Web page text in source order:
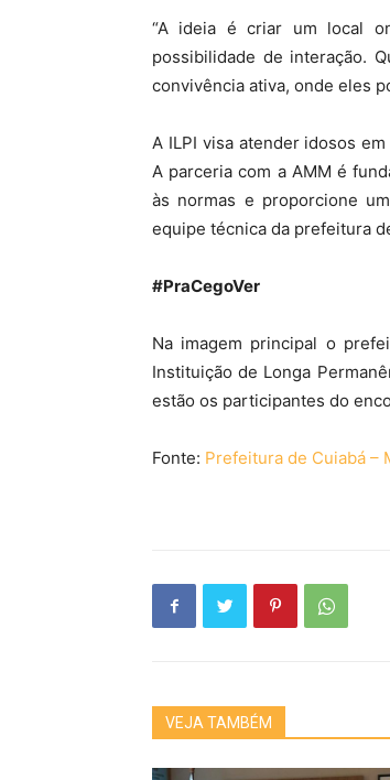
“A ideia é criar um local
possibilidade de interação.
convivência ativa, onde eles
A ILPI visa atender idosos
A parceria com a AMM é
às normas e proporcione
equipe técnica da prefeitura
#PraCegoVer
Na imagem principal o
Instituição de Longa
estão os participantes do
Fonte: Prefeitura de Cuiabá –
VEJA TAMBÉM